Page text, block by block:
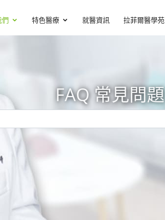
們 特色醫療 就醫資訊 拉菲爾醫學苑
FAQ 常見問題